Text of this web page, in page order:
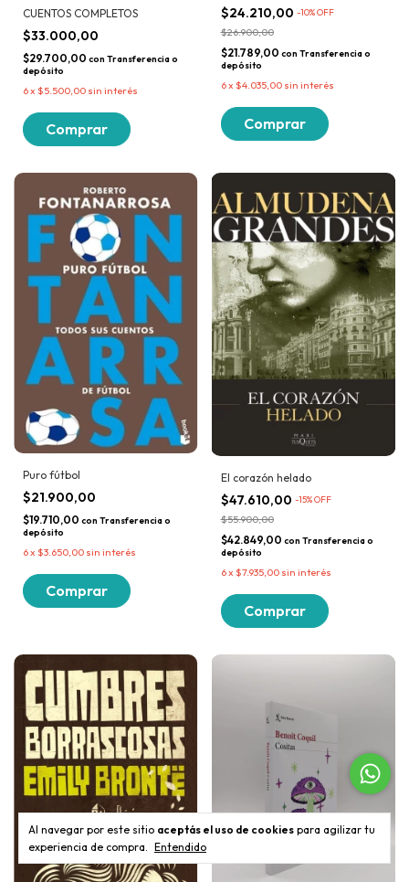
Al navegar por este sitio aceptás el uso de cookies para agilizar tu
experiencia de compra. Entendido
CUENTOS COMPLETOS
$33.000,00
$29.700,00 con Transferencia o
depósito
6x $5.500,00 sin interés
$24.210,00 -10% OFF
$26.900,00
$21.789,00 con Transferencia o
depósito
6x $4.035,00 sin interés
Puro fútbol
$21.900,00
$19.710,00 con Transferencia o
depósito
6x $3.650,00 sin interés
El corazón helado
$47.610,00 -15% OFF
$55.900,00
$42.849,00 con Transferencia o
depósito
6x $7.935,00 sin interés